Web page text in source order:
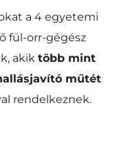
a 4 egyetemi
fül-orr-gégész
akik több mint
műtét
rendelkeznek.